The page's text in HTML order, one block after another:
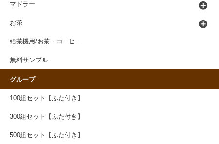
マドラー
お茶
給茶機用/お茶・コーヒー
無料サンプル
グループ
100組セット【ふた付き】
300組セット【ふた付き】
500組セット【ふた付き】